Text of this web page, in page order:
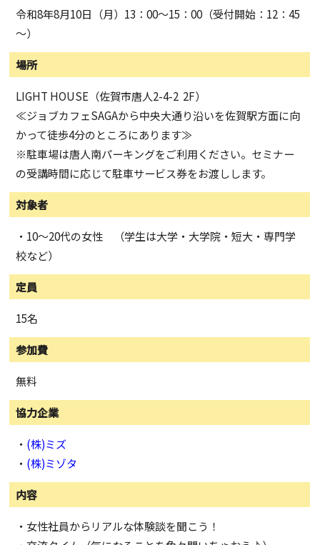
令和8年8月10日（月） 13：00～15：00（受付開始： 12： 45
～）
場所
LIGHT HOUSE （佐賀市唐人2-4-2 2F）
≪ジョブカフェSAGAから中央大通り沿いを佐賀駅方面に向
かって徒歩4分のところにあります≫
※駐車場は唐人南パーキングをご利用ください。セミナー
の受講時間に応じて駐車サービス券をお渡しします。
対象者
・10～20代の女性 （学生は大学・大学院・短大・専門学
校など）
定員
15名
参加費
無料
協力企業
・ (株)ミズ
・ (株)ミゾタ
内容
・女性社員からリアルな体験談を聞こう！